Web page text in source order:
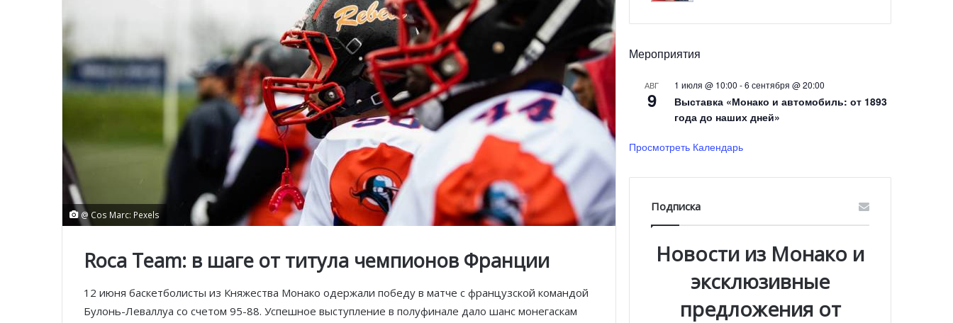
@ Cos Marc: Pexels
Roca Team: в шаге от титула чемпионов Франции
12 июня баскетболисты из Княжества Монако одержали победу в матче с французской командой
Булонь-Леваллуа со счетом 95-88. Успешное выступление в полуфинале дало шанс монегаскам
Мероприятия
АВГ
9
1 июля @ 10:00 -6 сентября @ 20:00
Выставка «Монако и автомобиль: от 1893
года до наших дней»
Просмотреть Календарь
Подписка
Новости из Монако и
эксклюзивные
предложения от